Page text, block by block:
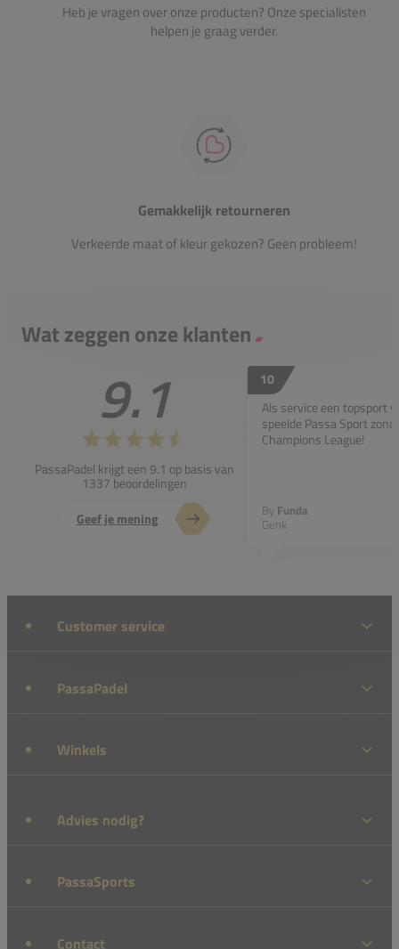
Heb je vragen over onze producten? Onze specialisten
helpen je graag verder.
Gemakkelijk retourneren
Verkeerde maat of kleur gekozen? Geen probleem!
Wat zeggen onze klanten
9.1
PassaPadel krijgt een 9.1 op basis van
1337 beoordelingen
Geef je mening
10
Als service een topsport
speelde Passa Sport
Champions League!
By Funda
Genk
Customer service
PassaPadel
Winkels
Advies nodig?
PassaSports
Contact